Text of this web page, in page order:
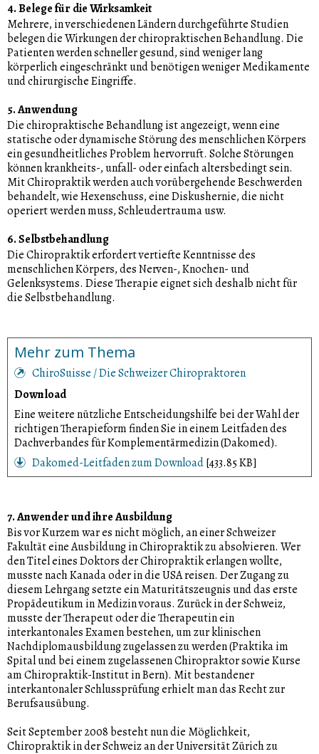
4. Belege für die Wirksamkeit
Mehrere, in verschiedenen Ländern durchgeführte Studien
belegen die Wirkungen der chiropraktischen Behandlung. Die
Patienten werden schneller gesund, sind weniger lang
körperlich eingeschränkt und benötigen weniger Medikamente
und chirurgische Eingriffe.
5. Anwendung
Die chiropraktische Behandlung ist angezeigt, wenn eine
statische oder dynamische Störung des menschlichen Körpers
ein gesundheitliches Problem hervorruft. Solche Störungen
können krankheits-, unfall- oder einfach altersbedingt sein.
Mit Chiropraktik werden auch vorübergehende Beschwerden
behandelt, wie Hexenschuss, eine Diskushernie, die nicht
operiert werden muss, Schleudertrauma usw.
6. Selbstbehandlung
Die Chiropraktik erfordert vertiefte Kenntnisse des
menschlichen Körpers, des Nerven-, Knochen- und
Gelenksystems. Diese Therapie eignet sich deshalb nicht für
die Selbstbehandlung.
Mehr zum Thema
ChiroSuisse / Die Schweizer Chiropraktoren
Download
Eine weitere nützliche Entscheidungshilfe bei der Wahl der
richtigen Therapieform finden Sie in einem Leitfaden des
Dachverbandes für Komplementärmedizin (Dakomed).
Dakomed-Leitfaden zum Download[433.85 KB]
7. Anwender und ihre Ausbildung
Bis vor Kurzem war es nicht möglich, an einer Schweizer
Fakultät eine Ausbildung in Chiropraktik zu absolvieren. Wer
den Titel eines Doktors der Chiropraktik erlangen wollte,
musste nach Kanada oder in die USA reisen. Der Zugang zu
diesem Lehrgang setzte ein Maturitätszeugnis und das erste
Propädeutikum in Medizin voraus. Zurück in der Schweiz,
musste der Therapeut oder die Therapeutin ein
interkantonales Examen bestehen, um zur klinischen
Nachdiplomausbildung zugelassen zu werden (Praktika im
Spital und bei einem zugelassenen Chiropraktor sowie Kurse
am Chiropraktik-Institut in Bern). Mit bestandener
interkantonaler Schlussprüfung erhielt man das Recht zur
Berufsausübung.
Seit September 2008 besteht nun die Möglichkeit,
Chiropraktik in der Schweiz an der Universität Zürich zu